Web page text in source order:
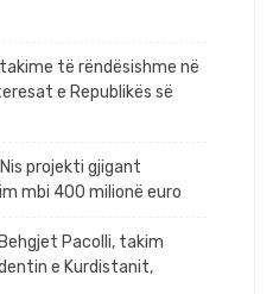
të rëndësishme në
e Republikës së
projekti gjigant
mbi 400 milionë euro
Pacolli, takim
e Kurdistanit,